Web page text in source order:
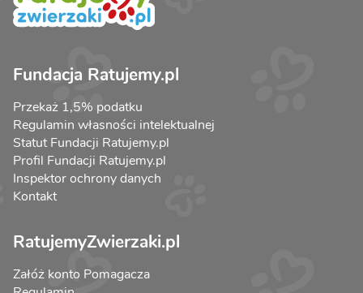
Fundacja Ratujemy.pl
Przekaż 1,5% podatku
Regulamin własności intelektualnej
Statut Fundacji Ratujemy.pl
Profil Fundacji Ratujemy.pl
Inspektor ochrony danych
Kontakt
RatujemyZwierzaki.pl
Załóż konto Pomagacza